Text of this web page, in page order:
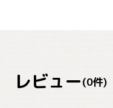
レビュー(0件)